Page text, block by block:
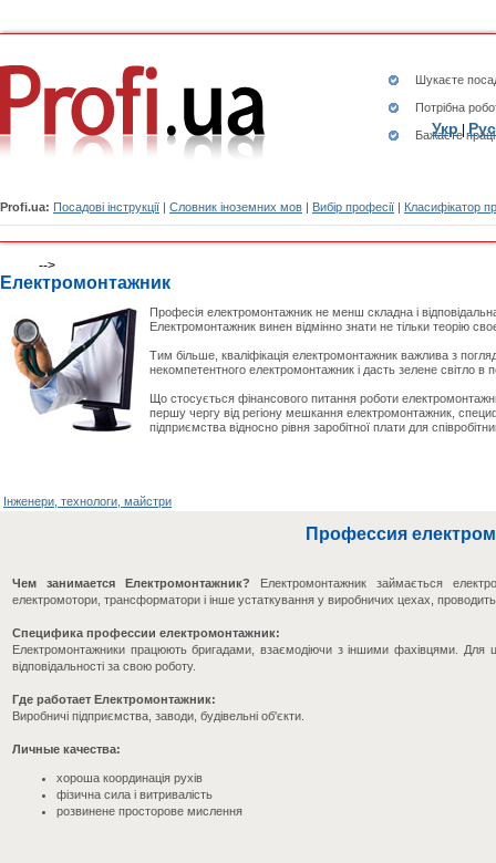
Шукаєте
Потрібна
Бажаєте
Profi.ua: Посадові інструкції | Словник іноземних мов | Вибір професії | Класифікатор
Укр|Рус
-->
Електромонтажник
Професія електромонтажник не менш складна і
Електромонтажник винен відмінно знати не тільки теорію
Тим більше, кваліфікація електромонтажник важлива з
некомпетентного електромонтажник і дасть зелене світло в
Що стосується фінансового питання роботи
першу чергу від регіону мешкання електромонтажник,
підприємства відносно рівня заробітної плати для
Інженери, технологи, майстри
Профессия
Чем занимается Електромонтажник? Електромонтажник займається
електромотори, трансформатори і інше устаткування у виробничих цехах, проводить
Специфика профессии електромонтажник:
Електромонтажники працюють бригадами, взаємодіючи з іншими фахівцями. Для
відповідальності за свою роботу.
Где работает Електромонтажник:
Виробничі підприємства, заводи, будівельні об'єкти.
Личные качества:
хороша координація рухів
фізична сила і витривалість
розвинене просторове мислення